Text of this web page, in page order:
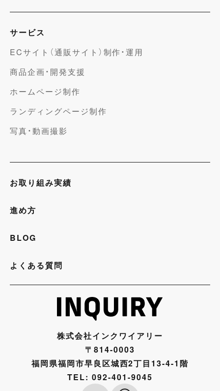
サービス
ECサイト（通販サイト）制作・運用
商品企画・開発支援
ホームページ制作
ランディングページ制作
写真・動画撮影
お取り組み実績
進め方
BLOG
よくある質問
株式会社インクワイアリー
〒814-0003
福岡県福岡市早良区城西2丁目13-4-1階
TEL:092-401-9045